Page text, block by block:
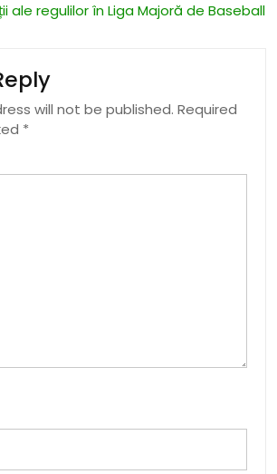
ale regulilor în Liga Majoră de Baseball
will not be published. Required
*